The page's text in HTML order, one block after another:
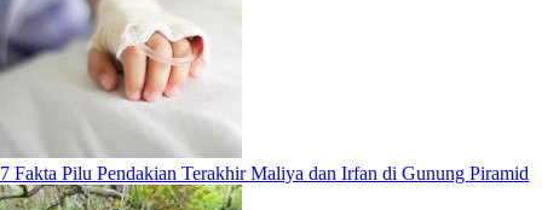
7 Fakta Pilu Pendakian Terakhir Maliya dan Irfan di Gunung Piramid